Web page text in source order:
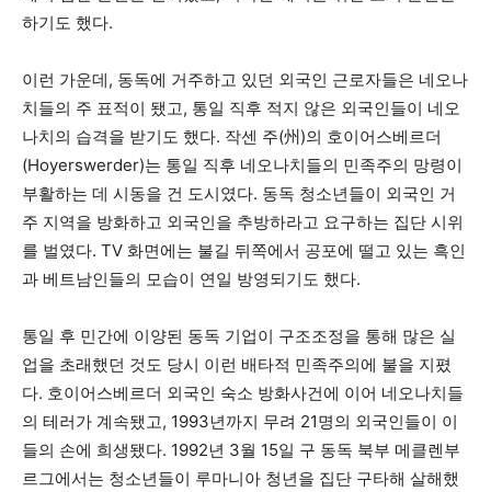
하기도 했다.
이런 가운데, 동독에 거주하고 있던 외국인 근로자들은 네오나
치들의 주 표적이 됐고, 통일 직후 적지 않은 외국인들이 네오
나치의 습격을 받기도 했다. 작센 주(州)의 호이어스베르더
(Hoyerswerder)는 통일 직후 네오나치들의 민족주의 망령이
부활하는 데 시동을 건 도시였다. 동독 청소년들이 외국인 거
주 지역을 방화하고 외국인을 추방하라고 요구하는 집단 시위
를 벌였다. TV 화면에는 불길 뒤쪽에서 공포에 떨고 있는 흑인
과 베트남인들의 모습이 연일 방영되기도 했다.
통일 후 민간에 이양된 동독 기업이 구조조정을 통해 많은 실
업을 초래했던 것도 당시 이런 배타적 민족주의에 불을 지폈
다. 호이어스베르더 외국인 숙소 방화사건에 이어 네오나치들
의 테러가 계속됐고, 1993년까지 무려 21명의 외국인들이 이
들의 손에 희생됐다. 1992년 3월 15일 구 동독 북부 메클렌부
르그에서는 청소년들이 루마니아 청년을 집단 구타해 살해했